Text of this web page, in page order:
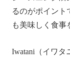
るのがポイント
も美味しく食事
Iwatani（イワタ